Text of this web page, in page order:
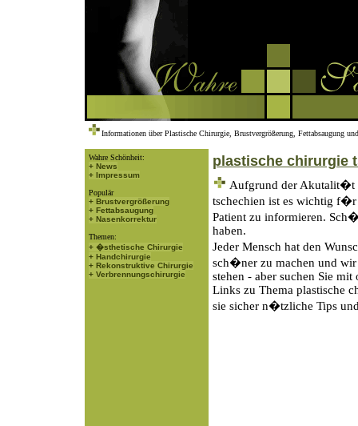
Informationen über Plastische Chirurgie, Brustvergrößerung, Fettabsaugung
Wahre Schönheit:
+ News
+ Impressum
Populär
+ Brustvergrößerung
+ Fettabsaugung
+ Nasenkorrektur
Themen:
+ �sthetische Chirurgie
+ Handchirurgie
+ Rekonstruktive Chirurgie
+ Verbrennungschirurgie
plastische chirurgie
Aufgrund der Akutalit�t
tschechien ist es wichtig
Patient zu informieren.
haben.
Jeder Mensch hat den
sch�ner zu machen und
stehen - aber suchen Sie
Links zu Thema plastische
sie sicher n�tzliche Tips